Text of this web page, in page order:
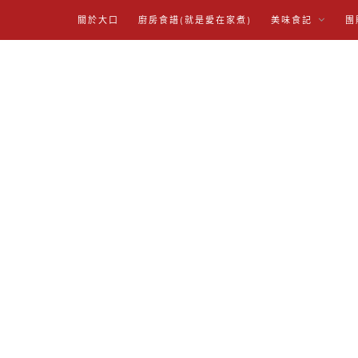
關於大口 廚房食譜(就是愛在家煮) 美味食記